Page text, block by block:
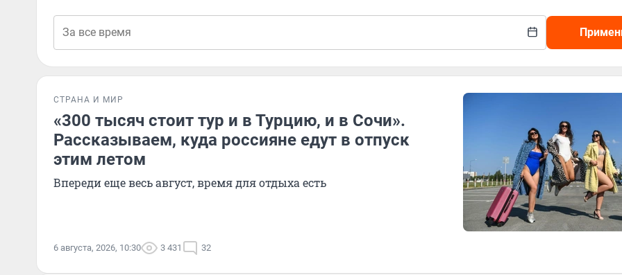
СТРАНА И МИР
«300 тысяч стоит тур и в Турцию, и в Сочи».
Рассказываем, куда россияне едут в отпуск
этим летом
Впереди еще весь август, время для отдыха есть
6 августа, 2026, 10:30 3 431 32